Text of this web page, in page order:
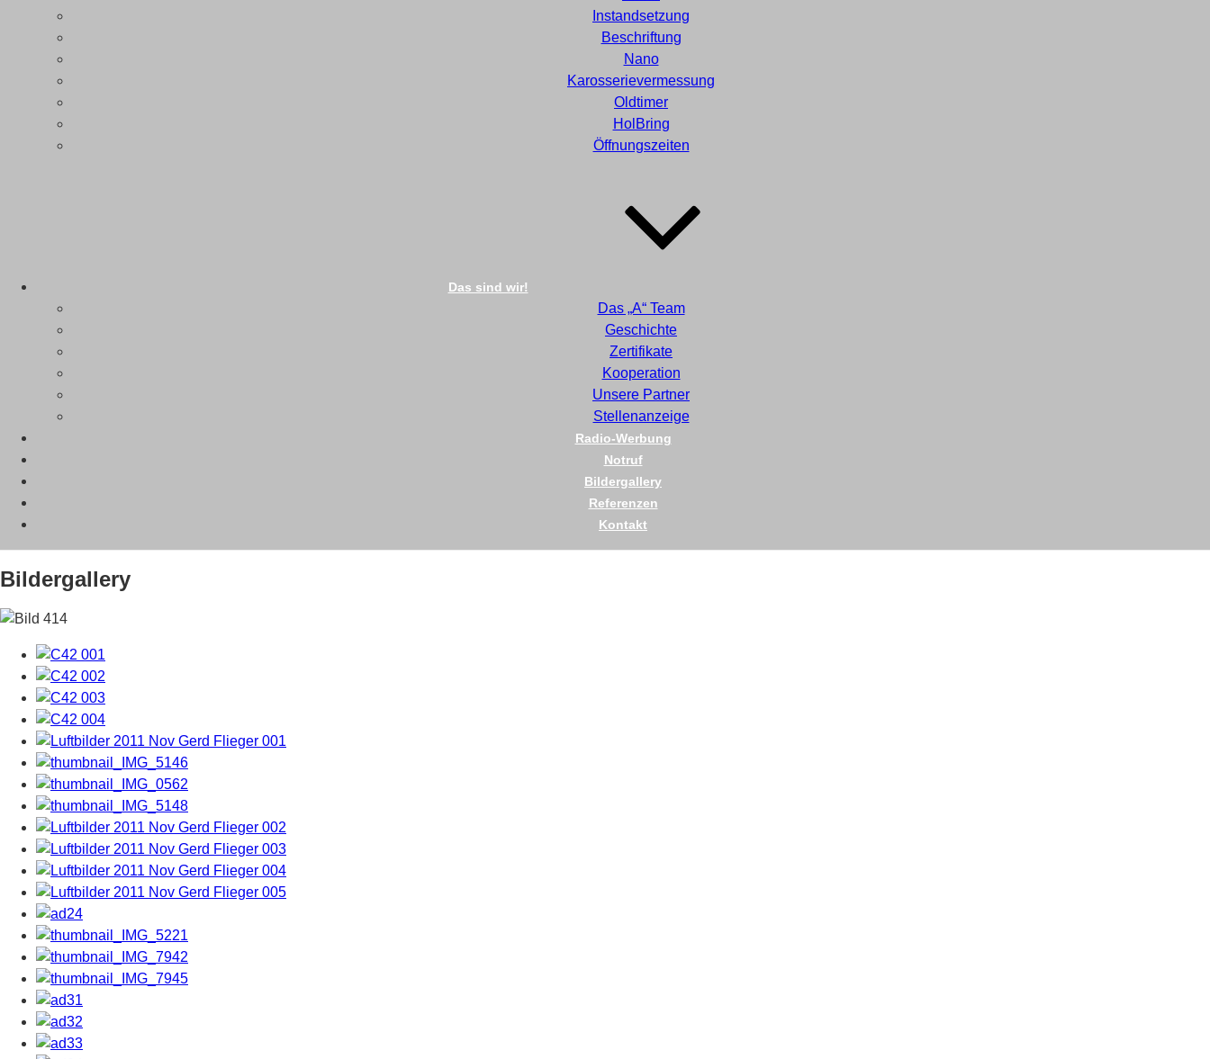
Instandsetzung
Beschriftung
Nano
Karosserievermessung
Oldtimer
HolBring
Öffnungszeiten
Das sind wir!
Das „A“ Team
Geschichte
Zertifikate
Kooperation
Unsere Partner
Stellenanzeige
Radio-Werbung
Notruf
Bildergallery
Referenzen
Kontakt
Bildergallery